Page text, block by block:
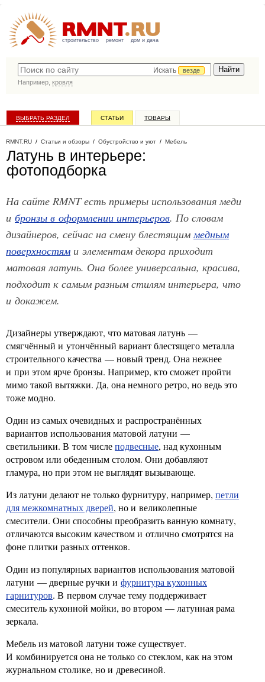
строительство ремонт дом и дача
Искать
везде
Например, кровля
ВЫБРАТЬ РАЗДЕЛ СТАТЬИ ТОВАРЫ
RMNT.RU / Статьи и обзоры / Обустройство и уют / Мебель
Латунь в интерьере:
фотоподборка
На сайте RMNT есть примеры использования меди
и бронзы в оформлении интерьеров. По словам
дизайнеров, сейчас на смену блестящиммедным
поверхностям и элементам декора приходит
матовая латунь. Она более универсальна, красива,
подходит к самым разным стилям интерьера, что
и докажем.
Дизайнеры утверждают, что матовая латунь —
смягчённый и утончённый вариант блестящего металла
строительного качества — новый тренд. Она нежнее
и при этом ярче бронзы. Например, кто сможет пройти
мимо такой вытяжки. Да, она немного ретро, но ведь это
тоже модно.
Один из самых очевидных и распространённых
вариантов использования матовой латуни —
светильники. В том числеподвесные, над кухонным
островом или обеденным столом. Они добавляют
гламура, но при этом не выглядят вызывающе.
Из латуни делают не только фурнитуру, например, петли
для межкомнатных дверей, но и великолепные
смесители. Они способны преобразить ванную комнату,
отличаются высоким качеством и отлично смотрятся на
фоне плитки разных оттенков.
Один из популярных вариантов использования матовой
латуни — дверные ручки и фурнитура кухонных
гарнитуров. В первом случае тему поддерживает
смеситель кухонной мойки, во втором — латунная рама
зеркала.
Мебель из матовой латуни тоже существует.
И комбинируется она не только со стеклом, как на этом
журнальном столике, но и древесиной.